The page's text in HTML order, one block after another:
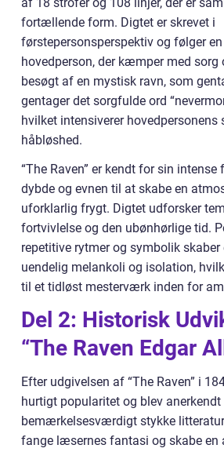
af 18 strofer og 108 linjer, der er
fortællende form. Digtet er skrevet i
førstepersonsperspektiv og følger
hovedperson, der kæmper med sorg
besøgt af en mystisk ravn, som
gentager det sorgfulde ord
hvilket intensiverer hovedpersonens
håbløshed.
“The Raven” er kendt for sin
dybde og evnen til at skabe en
uforklarlig frygt. Digtet udforsker
fortvivlelse og den ubønhørlige tid.
repetitive rytmer og symbolik
uendelig melankoli og isolation,
til et tidløst mesterværk inden for
Del 2: Historisk
“The Raven Edgar
Efter udgivelsen af “The Raven” i
hurtigt popularitet og blev
bemærkelsesværdigt stykke
fange læsernes fantasi og skabe